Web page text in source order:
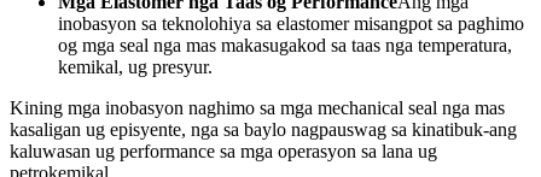
inobasyon sa teknolohiya sa elastomer misangpot sa paghimo
og mga seal nga mas makasugakod sa taas nga temperatura,
kemikal, ug presyur.
Kining mga inobasyon naghimo sa mga mechanical seal nga mas
kasaligan ug episyente, nga sa baylo nagpauswag sa kinatibuk-ang
kaluwasan ug performance sa mga operasyon sa lana ug
petrokemikal.